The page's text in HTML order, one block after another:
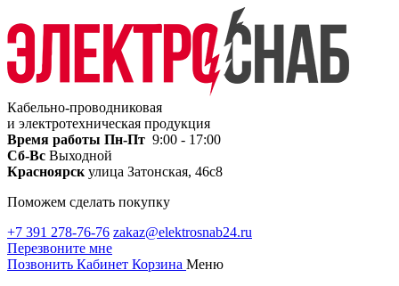
Кабельно-проводниковая
и электротехническая продукция
Время работы Пн-Пт 9:00 - 17:00
Сб-Вс Выходной
Красноярск улица Затонская, 46с8
Поможем сделать покупку
+7 391 278-76-76 zakaz@elektrosnab24.ru
Перезвоните мне
Позвонить Кабинет Корзина Меню